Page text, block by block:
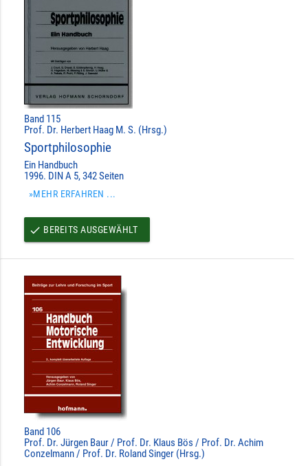
Band 115
Prof. Dr. Herbert Haag M. S. (Hrsg.)
Sportphilosophie
Ein Handbuch
1996. DIN A 5, 342 Seiten
»MEHR ERFAHREN ...
done BEREITS AUSGEWÄHLT
Band 106
Prof. Dr. Jürgen Baur / Prof. Dr. Klaus Bös / Prof. Dr. Achim
Conzelmann / Prof. Dr. Roland Singer (Hrsg.)